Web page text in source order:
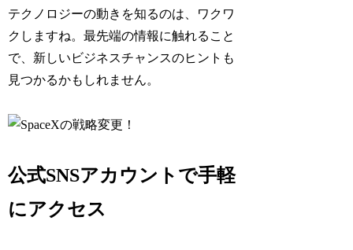
テクノロジーの動きを知るのは、ワクワ
クしますね。最先端の情報に触れること
で、新しいビジネスチャンスのヒントも
見つかるかもしれません。
公式SNSアカウントで手軽
にアクセス